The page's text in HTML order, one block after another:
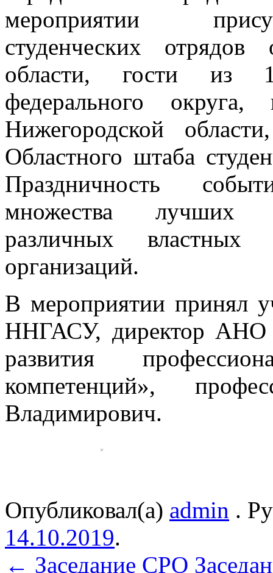
мероприятии
студенческих отрядов
области, гости из
федерального округа,
Нижегородской
Областного штаба
Праздничность
множества лучших
различных властных
организаций.
В мероприятии принял
ННГАСУ, директор АНО
развития
компетенций»,
Владимирович.
Опубликовал(а) admin .
14.10.2019.
← Заседание СРО